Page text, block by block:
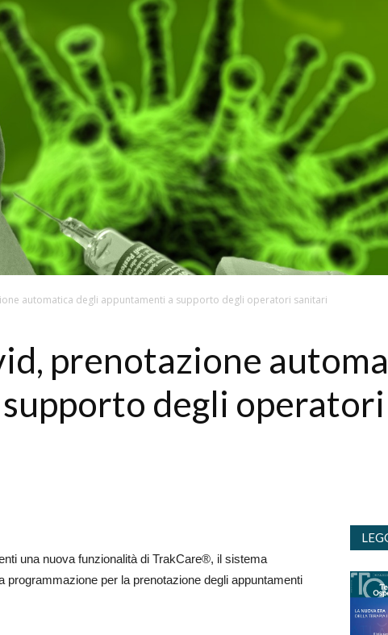
automatica degli appuntamenti a supporto degli operatori sanitari
prenotazione
degli
una nuova funzionalità di TrakCare®, il sistema
per la prenotazione degli appuntamenti